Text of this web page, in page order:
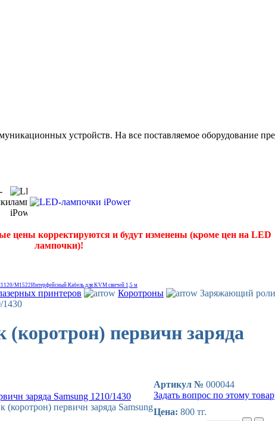
устройств. На все поставляемое оборудование
цены корректируются и будут изменены (кроме цен на LED
лампочки)!
M1522Интерфейсный Кабель для KVM свичей 1,5 м
принтеров Коротроны
Заряжающий
1430
первичн заряда
первичн заряда Samsung
Артикул № 000044
Задать вопрос по этому
Цена: 800 тг.